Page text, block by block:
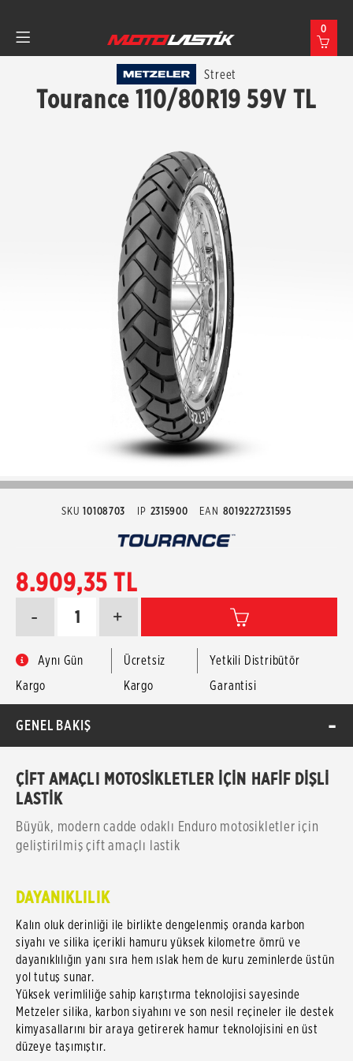
0
Street
Tourance 110/80R19 59V TL
SKU 10108703 IP 2315900 EAN 8019227231595
8.909,35 TL
+
-
Aynı Gün
Kargo
Ücretsiz
Kargo
Yetkili Distribütör
Garantisi
GENEL BAKIŞ
ÇİFT AMAÇLI MOTOSİKLETLER İÇİN HAFİF DİŞLİ
LASTİK
Büyük, modern cadde odaklı Enduro motosikletler için
geliştirilmiş çift amaçlı lastik
DAYANIKLILIK
Kalın oluk derinliği ile birlikte dengelenmiş oranda karbon
siyahı ve silika içerikli hamuru yüksek kilometre ömrü ve
dayanıklılığın yanı sıra hem ıslak hem de kuru zeminlerde üstün
yol tutuş sunar.
Yüksek verimliliğe sahip karıştırma teknolojisi sayesinde
Metzeler silika, karbon siyahını ve son nesil reçineler ile destek
kimyasallarını bir araya getirerek hamur teknolojisini en üst
düzeye taşımıştır.